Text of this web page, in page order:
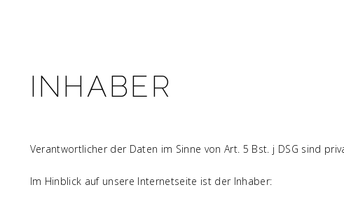
INHABER
Verantwortlicher der Daten im Sinne von Art. 5 Bst. j DSG sind
Im Hinblick auf unsere Internetseite ist der Inhaber: